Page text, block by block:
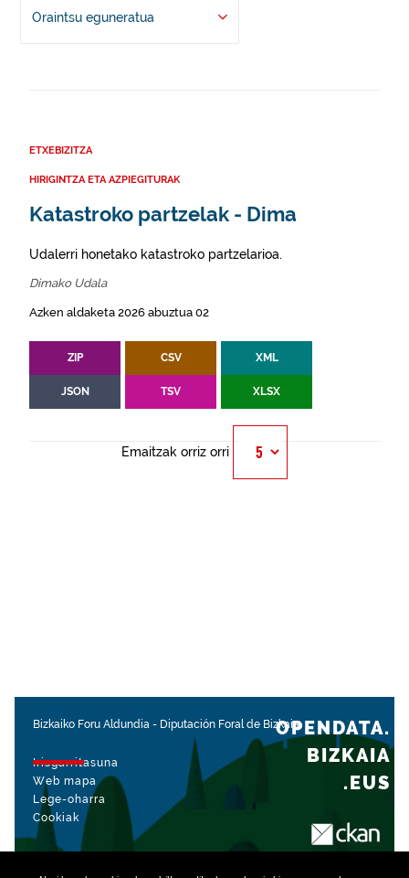
Oraintsu eguneratua
ETXEBIZITZA
HIRIGINTZA ETA AZPIEGITURAK
Katastroko partzelak - Dima
Udalerri honetako katastroko partzelarioa.
Dimako Udala
Azken aldaketa 2026 abuztua 02
ZIP CSV XML
JSON TSV XLSX
Emaitzak orriz orri
Bizkaiko Foru Aldundia - Diputación Foral de Bizkaia
Irisgarritasuna
Web mapa
Lege-oharra
Cookiak
OPENDATA.
BIZKAIA
.EUS